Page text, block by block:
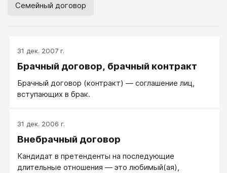
Семейный договор
31 дек. 2007 г.
Брачный договор, брачный контракт
​Брачный договор (контракт) — соглашение лиц,
вступающих в брак.
31 дек. 2006 г.
Внебрачный договор
Кандидат в претенденты на последующие
длительные отношения — это любимый(ая),